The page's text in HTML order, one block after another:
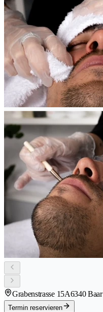
Grabenstrasse 15A6340 Baar
Termin reservieren